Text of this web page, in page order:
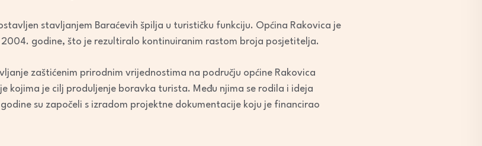
stavljanjem Baraćevih špilja u turističku funkciju. Općina Rakovica je
godine, što je rezultiralo kontinuiranim rastom broja posjetitelja.
zaštićenim prirodnim vrijednostima na području općine Rakovica
kojima je cilj produljenje boravka turista. Među njima se rodila i ideja
su započeli s izradom projektne dokumentacije koju je financirao